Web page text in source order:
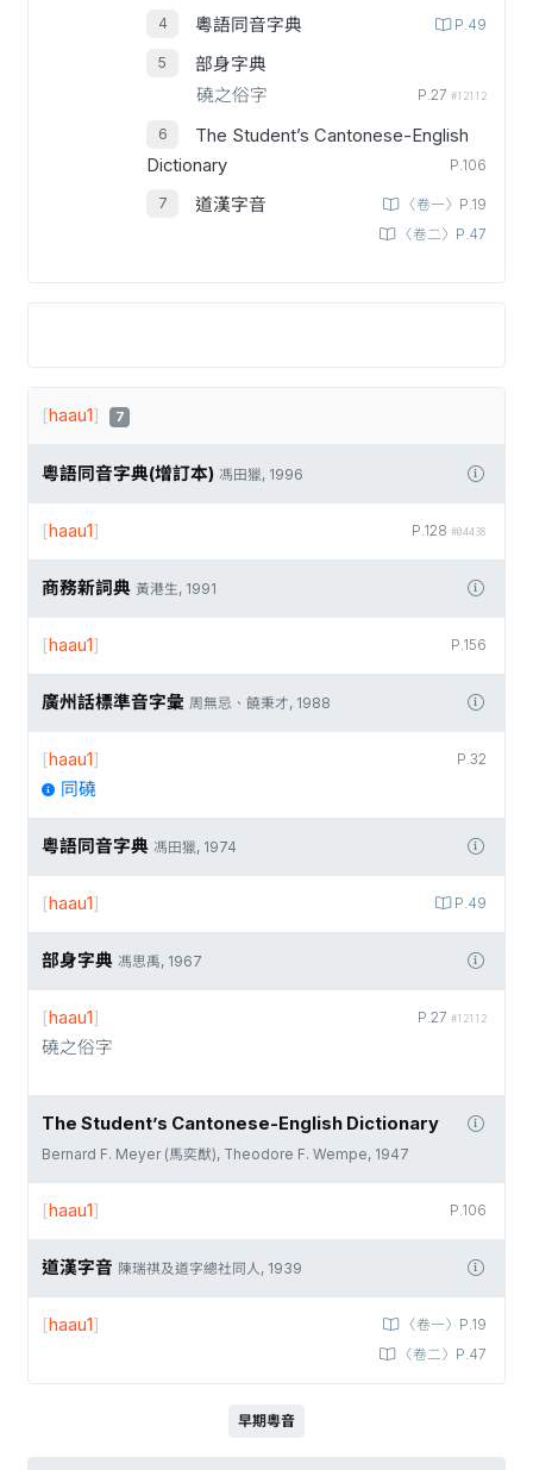
粵語同音字典 P.49
部身字典
磽之俗字
P.27 #12112
The Student’s Cantonese-English
Dictionary
P.106
道漢字音
〈卷一〉P.19
〈卷二〉P.47
[haau1] 7
粵語同音字典(增訂本) 馮田獵, 1996
P.128 #04438
[haau1]
商務新詞典 黃港生, 1991
P.156
[haau1]
廣州話標準音字彙 周無忌、饒秉才, 1988
P.32
[haau1]
同磽
粵語同音字典 馮田獵, 1974
P.49
[haau1]
部身字典 馮思禹, 1967
P.27 #12112
[haau1]
磽之俗字
The Student’s Cantonese-English Dictionary
Bernard F. Meyer (馬奕猷), Theodore F. Wempe, 1947
P.106
[haau1]
道漢字音 陳瑞祺及道字總社同人, 1939
〈卷一〉P.19
〈卷二〉P.47
[haau1]
早期粵音